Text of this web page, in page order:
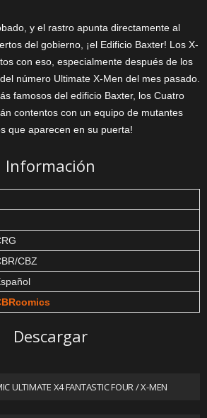
y el rastro apunta directamente al
del gobierno, ¡el Edificio Baxter! Los X-
con eso, especialmente después de los
número Ultimate X-Men del mes pasado.
famosos del edificio Baxter, los Cuatro
contentos con un equipo de mutantes
que aparecen en su puerta!
Información
CBZ
Descargar
ULTIMATE X4 FANTASTIC FOUR / X-MEN